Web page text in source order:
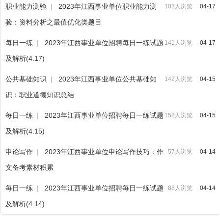
04-17
103人浏览
职业能力测验 |
2023年江西事业单位职业能力测
验：资料分析之最值优化类题目
04-17
141人浏览
每日一练 |
2023年江西事业单位招聘每日一练试题
及解析(4.17)
04-15
142人浏览
公共基础知识 |
2023年江西事业单位公共基础知
识：职业道德知识总结
04-15
158人浏览
每日一练 |
2023年江西事业单位招聘每日一练试题
及解析(4.15)
04-14
57人浏览
申论写作 |
2023年江西事业单位申论写作技巧：作
文备考素材积累
04-14
88人浏览
每日一练 |
2023年江西事业单位招聘每日一练试题
及解析(4.14)